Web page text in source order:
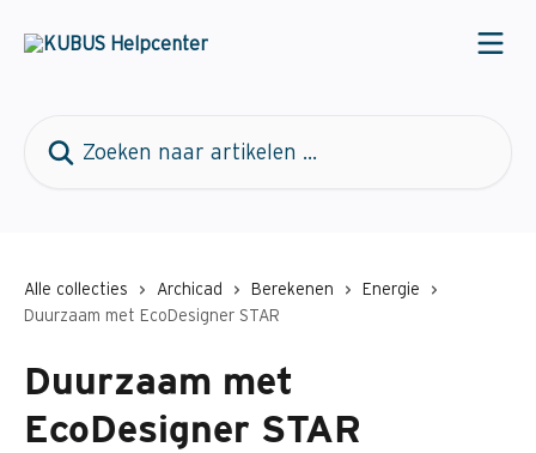
Alle collecties Archicad Berekenen
Energie
Duurzaam met EcoDesigner STAR
Duurzaam met
EcoDesigner STAR